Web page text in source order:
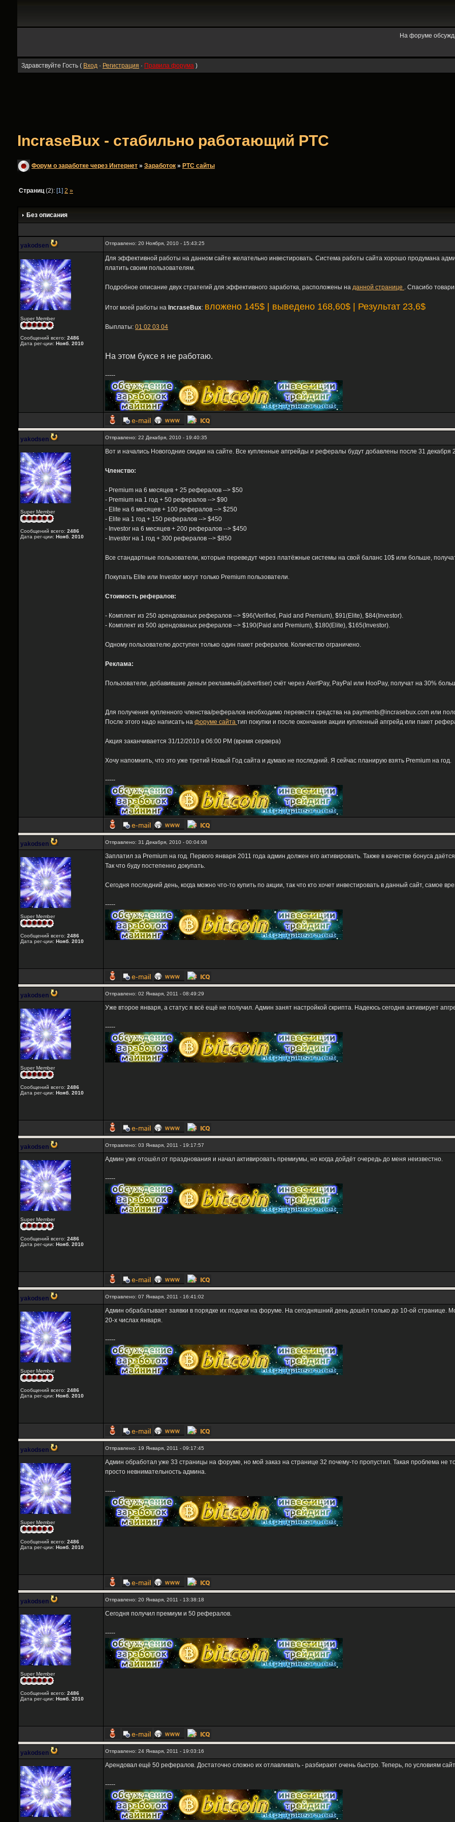
На форуме
Здравствуйте Гость ( Вход · Регистрация · Правила форума )
IncraseBux - стабильно работающий PTC
Форум о заработке через Интернет » Заработок » PTC сайты
Страниц(2): [1] 2 »
Без описания
yakodsen Отправлено: 20 Ноября, 2010 - 15:43:25
Super Member
Сообщений всего: 2486
Дата рег-ции: Нояб. 2010
Для эффективной работы на данном сайте желательно инвестировать. Система работы сайта хорошо продумана
платить своим пользователям.
Подробное описание двух стратегий для эффективного заработка, расположены на данной странице . Спасибо
Итог моей работы на IncraseBux: вложено 145$ | выведено 168,60$ | Результат 23,6$
Выплаты: 01 02 03 04
На этом буксе я не работаю.
-----
yakodsen Отправлено: 22 Декабря, 2010 - 19:40:35
Super Member
Сообщений всего: 2486
Дата рег-ции: Нояб. 2010
Вот и начались Новогодние скидки на сайте. Все купленные апгрейды и рефералы будут добавлены после 31 декабря
Членство:
- Premium на 6 месяцев + 25 рефералов --> $50
- Premium на 1 год + 50 рефералов --> $90
- Elite на 6 месяцев + 100 рефералов --> $250
- Elite на 1 год + 150 рефералов --> $450
- Investor на 6 месяцев + 200 рефералов --> $450
- Investor на 1 год + 300 рефералов --> $850
Все стандартные пользователи, которые переведут через платёжные системы на свой баланс 10$ или больше,
Покупать Elite или Investor могут только Premium пользователи.
Стоимость рефералов:
- Комплект из 250 арендованых рефералов --> $96(Verified, Paid and Premium), $91(Elite), $84(Investor).
- Комплект из 500 арендованых рефералов --> $190(Paid and Premium), $180(Elite), $165(Investor).
Одному пользователю доступен только один пакет рефералов. Количество ограничено.
Реклама:
Пользователи, добавившие деньги рекламный(advertiser) счёт через AlertPay, PayPal или HooPay, получат на 30%
Для получения купленного членства/рефералов необходимо перевести средства на payments@incrasebux.com или
После этого надо написать на форуме сайта тип покупки и после окончания акции купленный апгрейд или пакет
Акция заканчивается 31/12/2010 в 06:00 PM (время сервера)
Хочу напомнить, что это уже третий Новый Год сайта и думаю не последний. Я сейчас планирую взять Premium на год.
-----
yakodsen Отправлено: 31 Декабря, 2010 - 00:04:08
Super Member
Сообщений всего: 2486
Дата рег-ции: Нояб. 2010
Заплатил за Premium на год. Первого января 2011 года админ должен его активировать. Также в качестве бонуса
Так что буду постепенно докупать.
Сегодня последний день, когда можно что-то купить по акции, так что кто хочет инвестировать в данный сайт, самое
-----
yakodsen Отправлено: 02 Января, 2011 - 08:49:29
Super Member
Сообщений всего: 2486
Дата рег-ции: Нояб. 2010
Уже второе января, а статус я всё ещё не получил. Админ занят настройкой скрипта. Надеюсь сегодня активирует
-----
yakodsen Отправлено: 03 Января, 2011 - 19:17:57
Super Member
Сообщений всего: 2486
Дата рег-ции: Нояб. 2010
Админ уже отошёл от празднования и начал активировать премиумы, но когда дойдёт очередь до меня неизвестно.
-----
yakodsen Отправлено: 07 Января, 2011 - 16:41:02
Super Member
Сообщений всего: 2486
Дата рег-ции: Нояб. 2010
Админ обрабатывает заявки в порядке их подачи на форуме. На сегодняшний день дошёл только до 10-ой странице.
20-х числах января.
-----
yakodsen Отправлено: 19 Января, 2011 - 09:17:45
Super Member
Сообщений всего: 2486
Дата рег-ции: Нояб. 2010
Админ обработал уже 33 страницы на форуме, но мой заказ на странице 32 почему-то пропустил. Такая проблема не
просто невнимательность админа.
-----
yakodsen Отправлено: 20 Января, 2011 - 13:38:18
Super Member
Сообщений всего: 2486
Дата рег-ции: Нояб. 2010
Сегодня получил премиум и 50 рефералов.
-----
yakodsen Отправлено: 24 Января, 2011 - 19:03:16
Арендовал ещё 50 рефералов. Достаточно сложно их отлавливать - разбирают очень быстро. Теперь, по условиям
-----